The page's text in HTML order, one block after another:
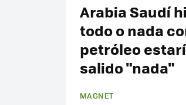
Arabia Saudí
todo o nada
petróleo
salido "nada"
MAGNET